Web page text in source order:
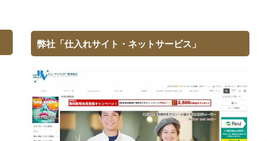
弊社「仕入れサイト・ネットサービス」